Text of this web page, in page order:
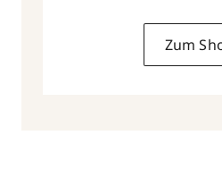
Zum